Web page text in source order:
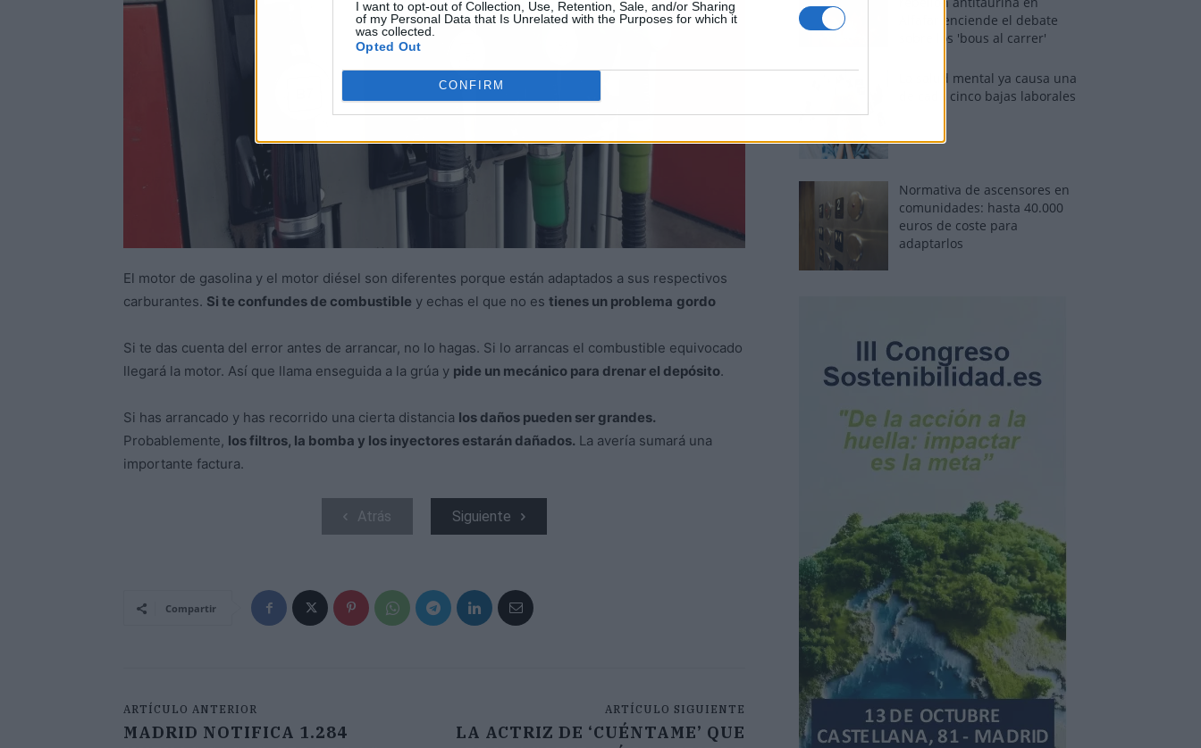
I want to opt-out of Collection, Use, Retention, Sale, and/or Sharing
of my Personal Data that Is Unrelated with the Purposes for which it
was collected.
Opted Out
CONFIRM
El motor de gasolina y el motor diésel son diferentes porque están adaptados a sus respectivos
carburantes. Si te confundes de combustible y echas el que no es tienes un problema gordo
Si te das cuenta del error antes de arrancar, no lo hagas. Si lo arrancas el combustible equivocado
llegará la motor. Así que llama enseguida a la grúa y pide un mecánico para drenar el depósito.
Si has arrancado y has recorrido una cierta distancia los daños pueden ser grandes.
Probablemente, los filtros, la bomba y los inyectores estarán dañados. La avería sumará una
importante factura.
Atrás Siguiente
Compartir
ARTÍCULO ANTERIOR
MADRID NOTIFICA 1.284
ARTÍCULO SIGUIENTE
LA ACTRIZ DE ‘CUÉNTAME’ QUE
Alfafar enciende el debate
sobre los 'bous al carrer'
La salud mental ya causa una
de cada cinco bajas laborales
Normativa de ascensores en
comunidades: hasta 40.000
euros de coste para
adaptarlos